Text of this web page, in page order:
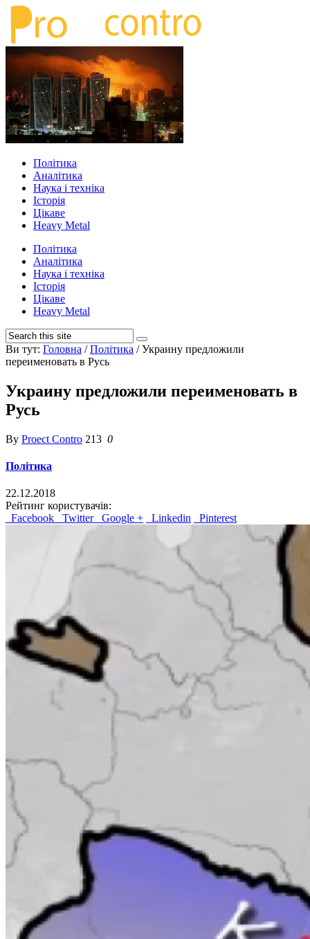
Політика
Аналітика
Наука і техніка
Історія
Цікаве
Heavy Metal
Політика
Аналітика
Наука і техніка
Історія
Цікаве
Heavy Metal
Ви тут: Головна /Політика /Украину предложили
переименовать в Русь
Украину предложили переименовать в
Русь
By Proect Contro 213 0
Політика
22.12.2018
Рейтинг користувачів:
Facebook
Twitter Google + Linkedin Pinterest